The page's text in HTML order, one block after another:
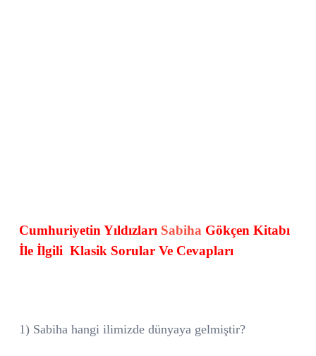
Cumhuriyetin Yıldızları Sabiha Gökçen Kitabı
İle İlgili Klasik Sorular Ve Cevapları
1) Sabiha hangi ilimizde dünyaya gelmiştir?